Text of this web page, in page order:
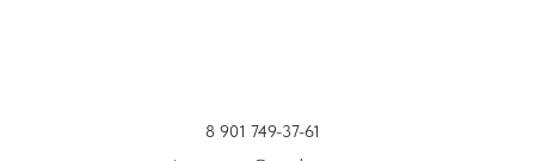
8 901 749-37-61